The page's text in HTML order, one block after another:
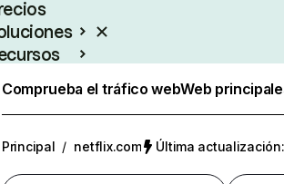
Comprueba el tráfico webWeb
Principal / netflix.com Última